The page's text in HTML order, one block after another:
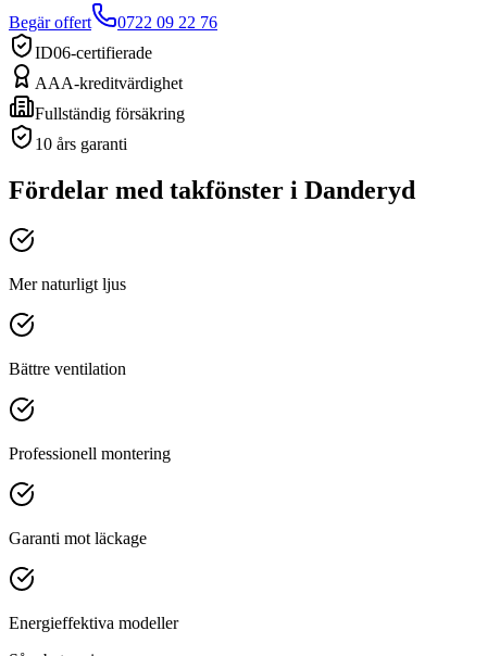
Begär offert
0722 09 22 76
ID06-certifierade
AAA-kreditvärdighet
Fullständig försäkring
10 års garanti
Fördelar med takfönster i Danderyd
Mer naturligt ljus
Bättre ventilation
Professionell montering
Garanti mot läckage
Energieffektiva modeller